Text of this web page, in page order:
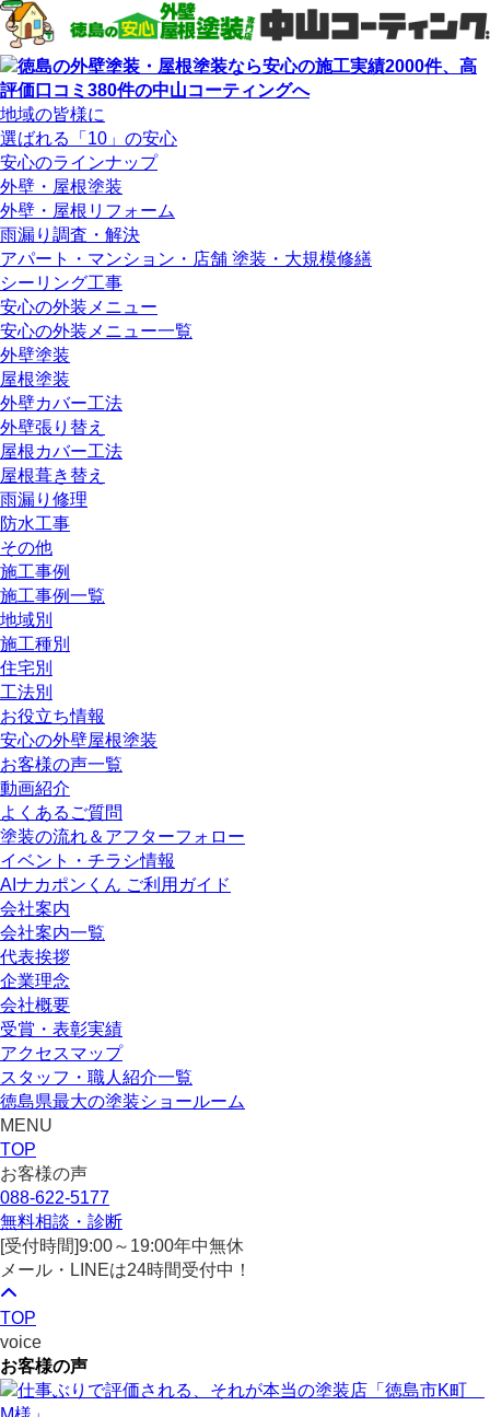
地域の皆様に
選ばれる「10」の安心
安心のラインナップ
外壁・屋根塗装
外壁・屋根リフォーム
雨漏り調査・解決
アパート・マンション・店舗 塗装・大規模修繕
シーリング工事
安心の外装メニュー
安心の外装メニュー一覧
外壁塗装
屋根塗装
外壁カバー工法
外壁張り替え
屋根カバー工法
屋根葺き替え
雨漏り修理
防水工事
その他
施工事例
施工事例一覧
地域別
施工種別
住宅別
工法別
お役立ち情報
安心の外壁屋根塗装
お客様の声一覧
動画紹介
よくあるご質問
塗装の流れ＆アフターフォロー
イベント・チラシ情報
AIナカポンくん ご利用ガイド
会社案内
会社案内一覧
代表挨拶
企業理念
会社概要
受賞・表彰実績
アクセスマップ
スタッフ・職人紹介一覧
徳島県最大の塗装ショールーム
MENU
TOP
お客様の声
088-622-5177
無料相談・診断
[受付時間] 9:00～19:00年中無休
メール・LINEは24時間受付中！
TOP
voice
お客様の声